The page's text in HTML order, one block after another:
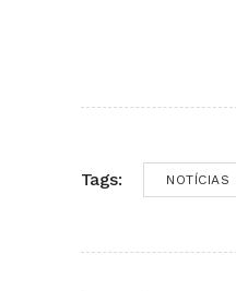
Tags: NOTÍCIAS